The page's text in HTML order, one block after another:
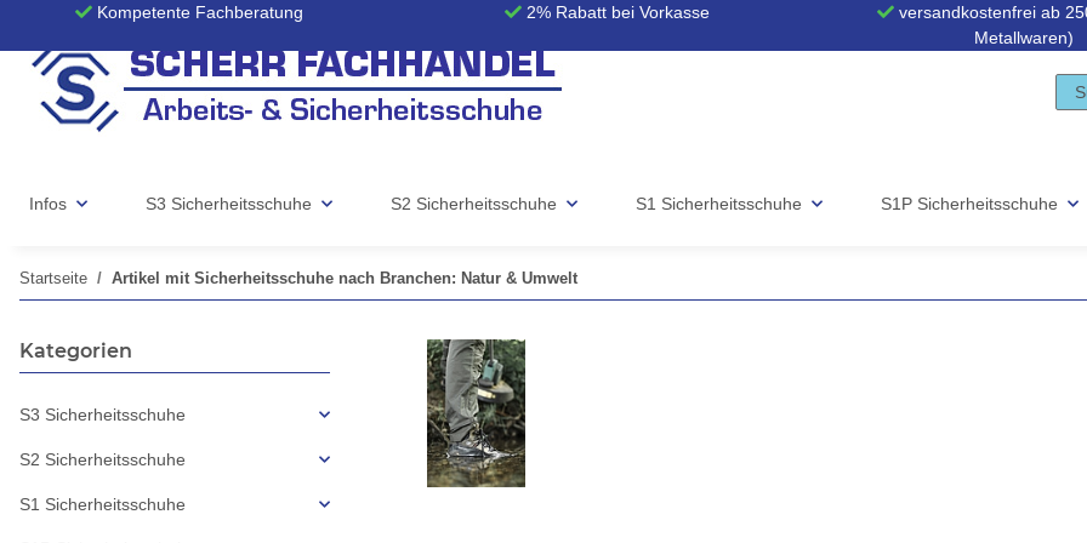
Kompetente Fachberatung 2% Rabatt bei Vorkasse
versandkostenfrei ab
Metallwaren)
Infos S3 Sicherheitsschuhe S2 Sicherheitsschuhe S1 Sicherheitsschuhe S1P Sicherheitsschuhe
Startseite Artikel mit Sicherheitsschuhe nach Branchen: Natur & Umwelt
Kategorien
S3 Sicherheitsschuhe
S2 Sicherheitsschuhe
S1 Sicherheitsschuhe